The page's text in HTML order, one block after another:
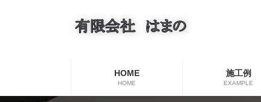
キ
に
HOME
HOME
施工例
EXAMPLE